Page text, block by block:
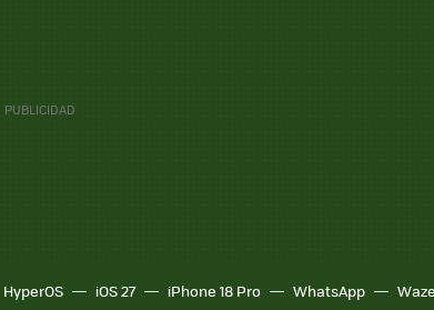
HyperOS iOS 27 iPhone 18 Pro WhatsApp Waze